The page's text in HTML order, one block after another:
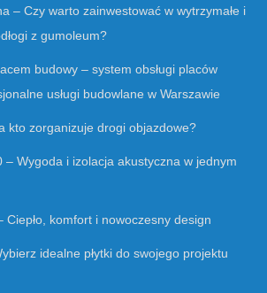
– Czy warto zainwestować w wytrzymałe i
z gumoleum?
budowy – system obsługi placów
usługi budowlane w Warszawie
kto zorganizuje drogi objazdowe?
– Wygoda i izolacja akustyczna w jednym
Ciepło, komfort i nowoczesny design
idealne płytki do swojego projektu